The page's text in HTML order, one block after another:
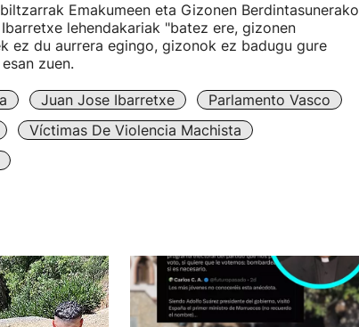
Emakumeen eta Gizonen Berdintasunerako
lehendakariak "batez ere, gizonen
ez du aurrera egingo, gizonok ez badugu gure
zuen.
Juan Jose Ibarretxe
Parlamento Vasco
Víctimas De Violencia Machista